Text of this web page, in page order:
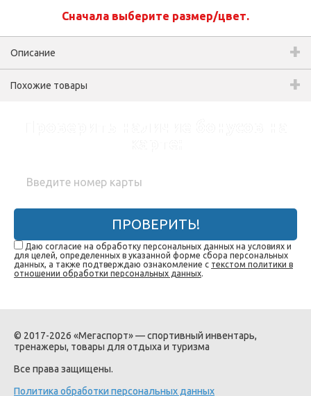
Сначала выберите размер/цвет.
Описание
Похожие товары
ПРОВЕРИТЬ!
Даю согласие на обработку персональных данных на условиях и
для целей, определенных в указанной форме сбора персональных
данных, а также подтверждаю ознакомление с текстом политики в
отношении обработки персональных данных.
© 2017-2026 «Мегаспорт» — спортивный инвентарь,
тренажеры, товары для отдыха и туризма
Все права защищены.
Политика обработки персональных данных